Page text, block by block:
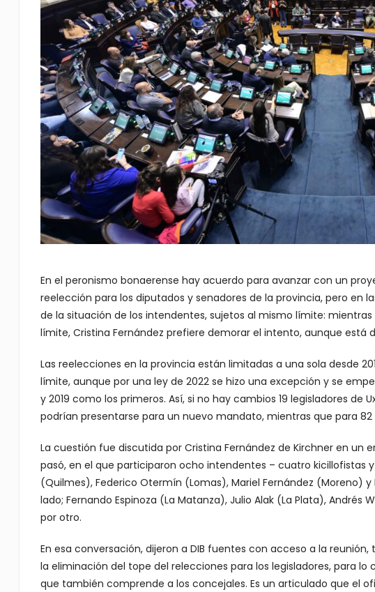
En el peronismo bonaerense hay acuerdo para avanzar con un
reelección para los diputados y senadores de la provincia, pero en
de la situación de los intendentes, sujetos al mismo límite:
límite, Cristina Fernández prefiere demorar el intento, aunque está
Las reelecciones en la provincia están limitadas a una sola desde
límite, aunque por una ley de 2022 se hizo una excepción y se
y 2019 como los primeros. Así, si no hay cambios 19 legisladores de
podrían presentarse para un nuevo mandato, mientras que para
La cuestión fue discutida por Cristina Fernández de Kirchner en un
pasó, en el que participaron ocho intendentes – cuatro kicillofistas
(Quilmes), Federico Otermín (Lomas), Mariel Fernández (Moreno)
lado; Fernando Espinoza (La Matanza), Julio Alak (La Plata),
por otro.
En esa conversación, dijeron a DIB fuentes con acceso a la
la eliminación del tope del relecciones para los legisladores, para
que también comprende a los concejales. Es un articulado que el